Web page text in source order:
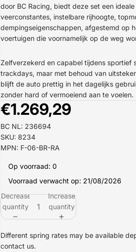
door BC Racing, biedt deze set een
veerconstantes, instelbare rijhoogte,
dempingseigenschappen, afgestemd op
voertuigen die voornamelijk op de weg
Zelfverzekerd en capabel tijdens sportief
trackdays, maar met behoud van
blijft de auto prettig in het dagelijks
zonder hard of vermoeiend aan te voelen.
€1.269,29
BC NL: 236694
SKU: 8234
MPN: F-06-BR-RA
Op voorraad: 0
Voorraad verwacht op: 21/08/2026
Decrease
quantity
Increase
quantity
Different spring rates may be available
contact us.